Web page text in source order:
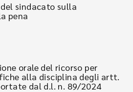
sindacato sulla
pena
orale del ricorso per
alla disciplina degli artt.
dal d.l. n. 89/2024